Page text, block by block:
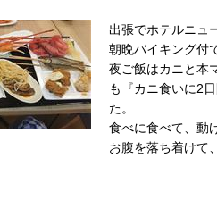
出張でホテルニュ
朝晩バイキング付
夜ご飯はカニと本
も『カニ食いに2
た。
食べに食べて、動
お腹を落ち着けて